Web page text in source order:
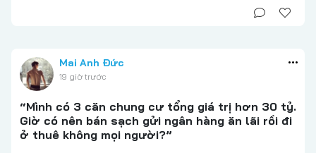
Mai Anh Đức
19 giờ trước
“Mình có 3 căn chung cư tổng giá trị hơn 30 tỷ.
Giờ có nên bán sạch gửi ngân hàng ăn lãi rồi đi
ở thuê không mọi người?”